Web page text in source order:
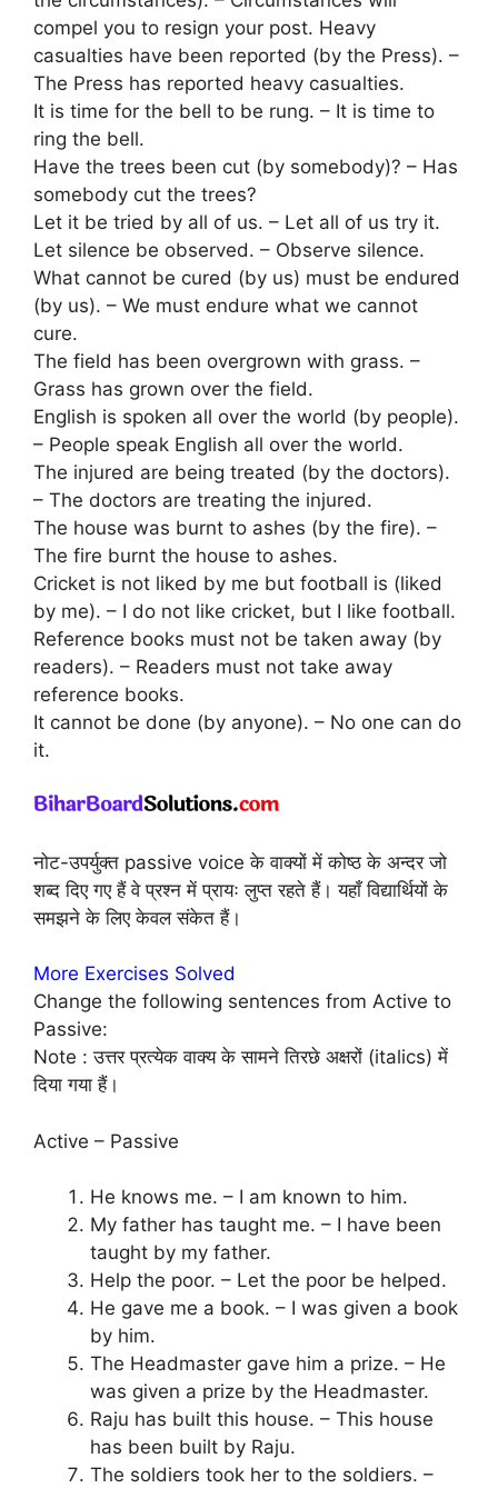
compel you to resign your post. Heavy
casualties have been reported (by the Press). –
The Press has reported heavy casualties.
It is time for the bell to be rung. – It is time to
ring the bell.
Have the trees been cut (by somebody)? – Has
somebody cut the trees?
Let it be tried by all of us. – Let all of us try it.
Let silence be observed. – Observe silence.
What cannot be cured (by us) must be endured
(by us). – We must endure what we cannot
cure.
The field has been overgrown with grass. –
Grass has grown over the field.
English is spoken all over the world (by people).
– People speak English all over the world.
The injured are being treated (by the doctors).
– The doctors are treating the injured.
The house was burnt to ashes (by the fire). –
The fire burnt the house to ashes.
Cricket is not liked by me but football is (liked
by me). – I do not like cricket, but I like football.
Reference books must not be taken away (by
readers). – Readers must not take away
reference books.
It cannot be done (by anyone). – No one can do
it.
नोट-उपर्युक्त passive voice के वाक्यों में कोष्ठ के अन्दर जो
शब्द दिए गए हैं वे प्रश्न में प्रायः लुप्त रहते हैं। यहाँ विद्यार्थियों के
समझने के लिए केवल संकेत हैं।
More Exercises Solved
Change the following sentences from Active to
Passive:
Note : उत्तर प्रत्येक वाक्य के सामने तिरछे अक्षरों (italics) में
दिया गया हैं।
Active – Passive
He knows me. – I am known to him.
My father has taught me. – I have been
taught by my father.
Help the poor. – Let the poor be helped.
He gave me a book. – I was given a book
by him.
The Headmaster gave him a prize. – He
was given a prize by the Headmaster.
Raju has built this house. – This house
has been built by Raju.
The soldiers took her to the soldiers. –